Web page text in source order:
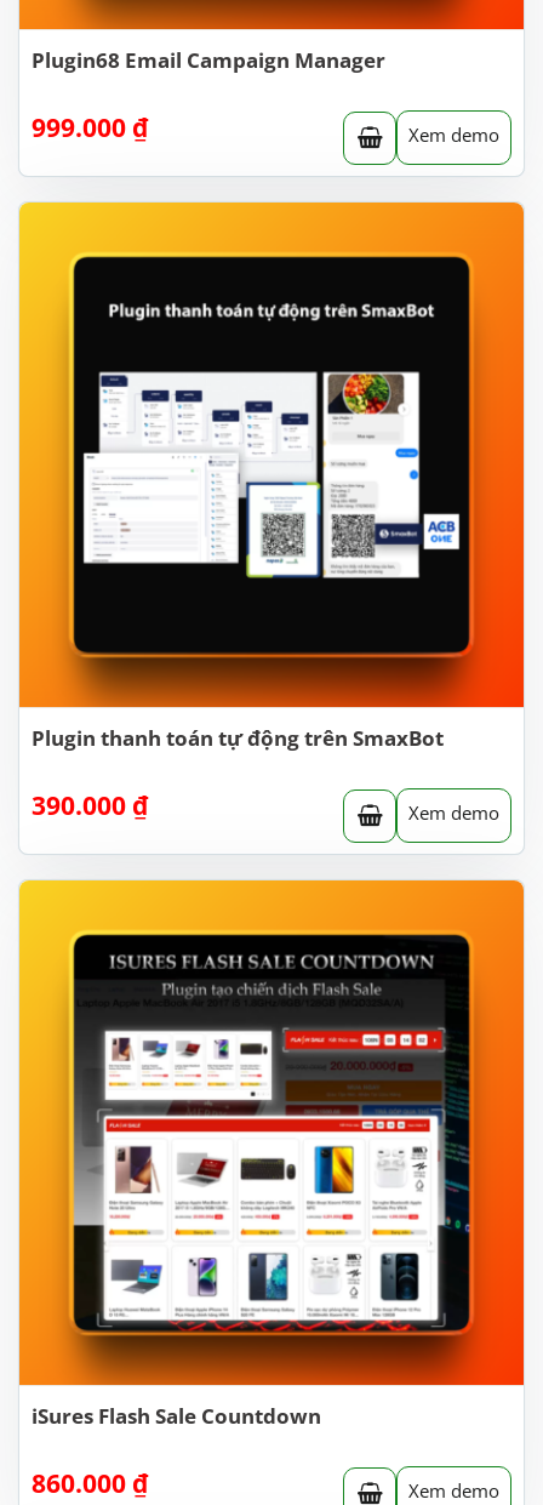
Plugin68 Email Campaign Manager
999.000 ₫ Xem demo
Plugin thanh toán tự động trên SmaxBot
390.000 ₫ Xem demo
iSures Flash Sale Countdown
860.000 ₫ Xem demo